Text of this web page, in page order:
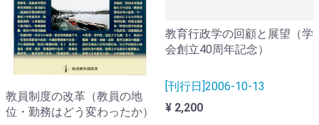
教員制度の改革（教員の地
位・勤務はどう変わったか）
教育行政学の回顧と展望（学
会創立40周年記念）
[刊行日]2006-10-13
¥ 2,200